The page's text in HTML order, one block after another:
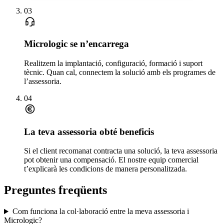
03
Micrologic se n’encarrega
Realitzem la implantació, configuració, formació i suport
tècnic. Quan cal, connectem la solució amb els programes de
l’assessoria.
04
La teva assessoria obté beneficis
Si el client recomanat contracta una solució, la teva assessoria
pot obtenir una compensació. El nostre equip comercial
t’explicarà les condicions de manera personalitzada.
Preguntes freqüents
Com funciona la col·laboració entre la meva assessoria i
Micrologic?